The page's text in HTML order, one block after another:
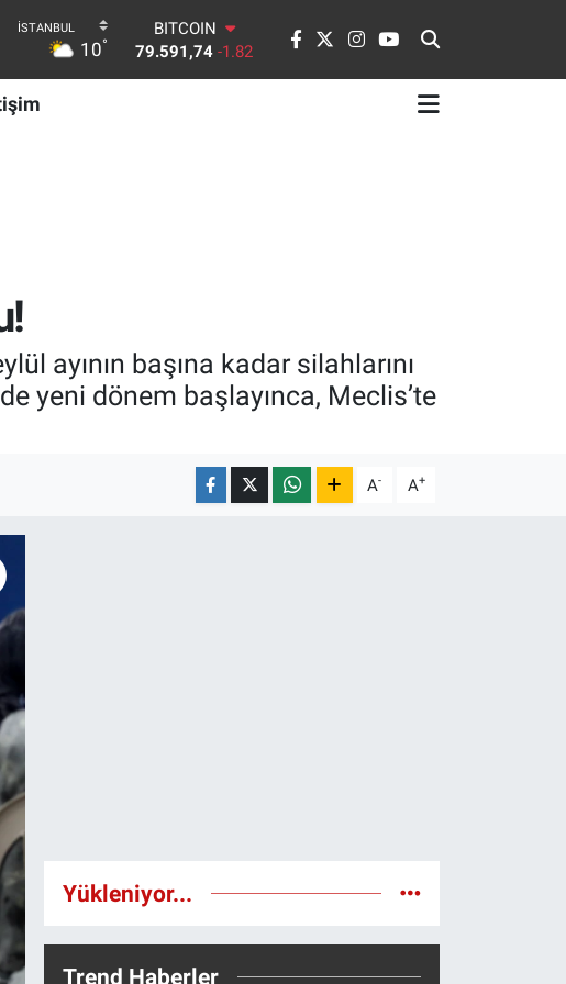
10°
79.591,74
-1.82
DOLAR
45,43620 0.02
ayının başına kadar silahlarını
yeni dönem başlayınca, Meclis’te
A- A+
Yükleniyor...
Trend Haberler